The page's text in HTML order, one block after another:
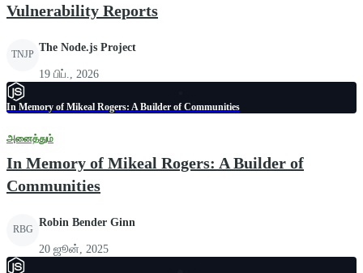
Vulnerability Reports
TNJP
The Node.js Project
19 பிப்., 2026
In Memory of Mikeal Rogers: A Builder of Communities
அனைத்தும்
In Memory of Mikeal Rogers: A Builder of
Communities
RBG
Robin Bender Ginn
20 ஜூன், 2025